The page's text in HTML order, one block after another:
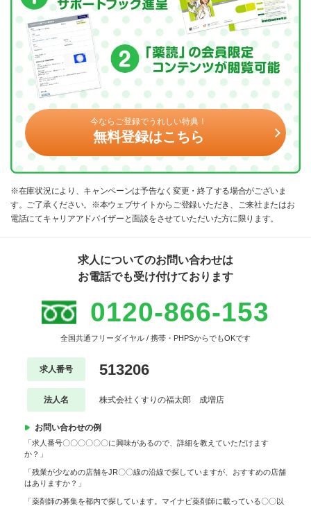
今ならご登録でうれしい特典！
無料登録はこちら
※在庫状況により、キャンペーンは予告なく変更・終了する場合がございま
す。ご了承ください。※本ウェブサイトからご登録いただき、ご来社またはお
電話にてキャリアアドバイザーと面談をさせていただいた方に限ります。
求人についてのお問い合わせは
お電話でも受け付けております
0120-866-153
全国共通フリーダイヤル / 携帯・PHPSからでもOKです
求人番号 513206
法人名 株式会社くすりの福太郎 成増店
お問い合わせの例
「求人番号〇〇〇〇〇〇に興味があるので、詳細を教えていただけます
か？」
「残業が少なめの店舗をJR〇〇線の沿線で探していますが、おすすめの店舗
はありますか？」
「薬剤師の募集を都内で探しています。マイナビ薬剤師に載っている〇〇以